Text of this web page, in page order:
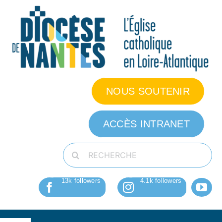
NOUS SOUTENIR
ACCÈS INTRANET
Rechercher: